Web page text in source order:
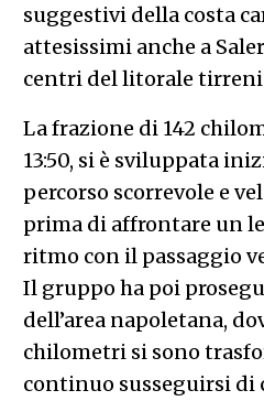
suggestivi della costa
attesissimi anche a
centri del litorale
La frazione di 142
13:50, si è sviluppata
percorso scorrevole e
prima di affrontare un
ritmo con il passaggio
Il gruppo ha poi
dell’area napoletana,
chilometri si sono
continuo susseguirsi di